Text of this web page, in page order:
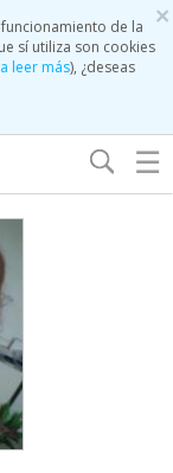
×
de la
sí utiliza son cookies
leer más), ¿deseas
☰